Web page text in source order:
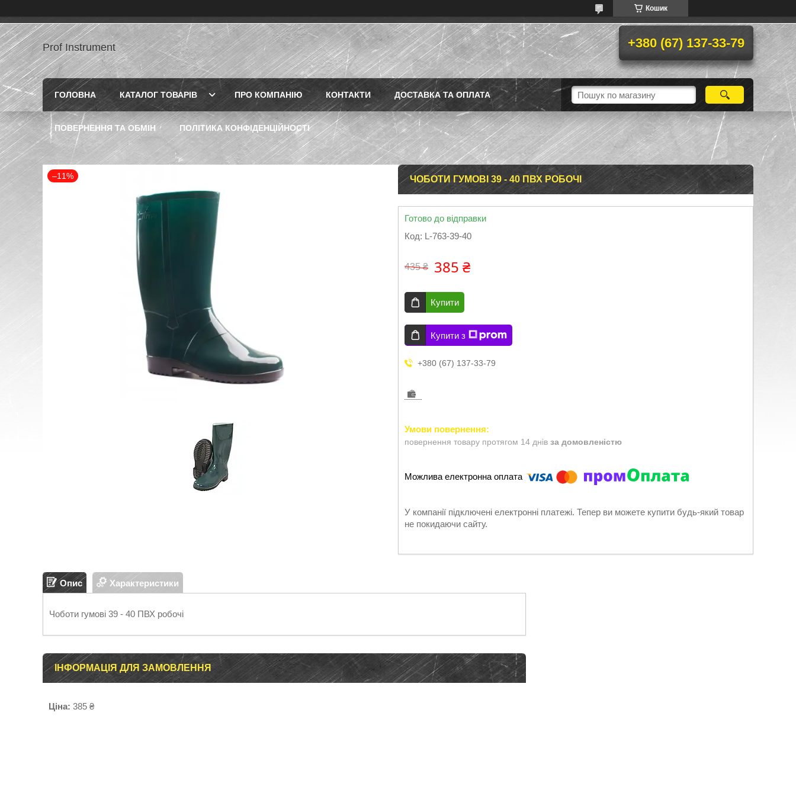
Кошик
Prof Instrument +380 (67) 137-33-79
ГОЛОВНА КАТАЛОГ ТОВАРІВ ПРО КОМПАНІЮ КОНТАКТИ ДОСТАВКА ТА ОПЛАТА
ПОВЕРНЕННЯ ТА ОБМІН ПОЛІТИКА КОНФІДЕНЦІЙНОСТІ
–11% ЧОБОТИ ГУМОВІ 39 - 40 ПВХ РОБОЧІ
Готово до відправки
Код: L-763-39-40
435 ₴ 385 ₴
Купити
Купити з
+380 (67) 137-33-79
повернення товару протягом 14 днів за домовленістю
У компанії підключені електронні платежі. Тепер ви можете купити будь-який товар
не покидаючи сайту.
Опис Характеристики
Чоботи гумові 39 - 40 ПВХ робочі
ІНФОРМАЦІЯ ДЛЯ ЗАМОВЛЕННЯ
Ціна: 385 ₴